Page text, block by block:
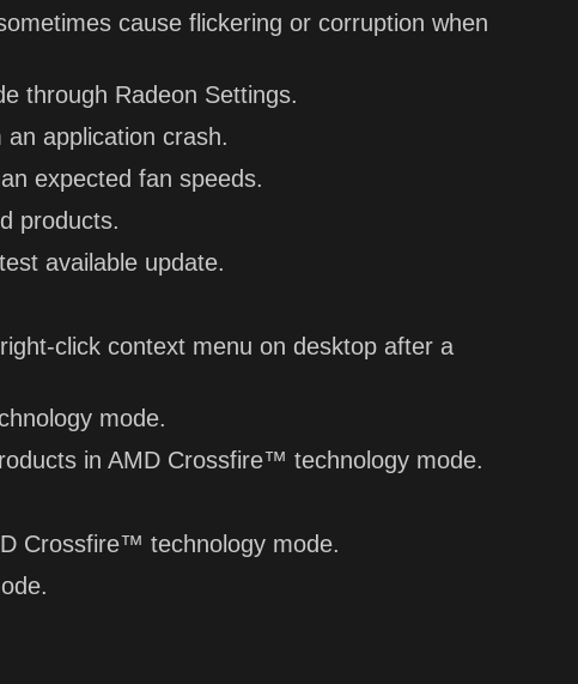
cause flickering or corruption when
through Radeon Settings.
application crash.
expected fan speeds.
products.
available update.
click context menu on desktop after a
mode.
in AMD Crossfire™ technology mode.
Crossfire™ technology mode.